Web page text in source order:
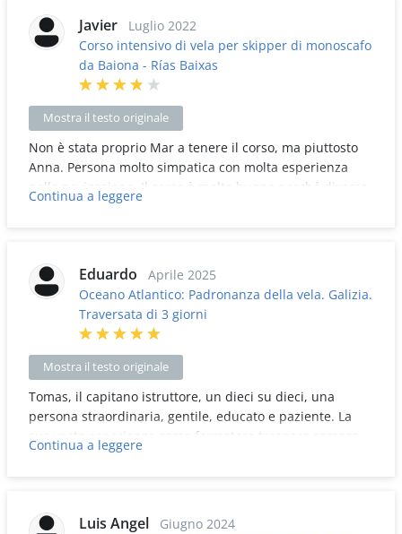
Javier
Luglio 2022
Corso intensivo di vela per skipper di monoscafo
da Baiona - Rías Baixas
Mostra il testo originale
Non è stata proprio Mar a tenere il corso, ma piuttosto
Anna. Persona molto simpatica con molta esperienza
nella navigazione. Il corso è molto buono perché diverso
dagli altri, incentrato sulle manovre in porto,
Continua a leggere
Eduardo
Aprile 2025
Oceano Atlantico: Padronanza della vela. Galizia.
Traversata di 3 giorni
Mostra il testo originale
Tomas, il capitano istruttore, un dieci su dieci, una
persona straordinaria, gentile, educato e paziente. La
sua vasta esperienza come formatore traspare sempre.
Spiega in dettaglio tutte le domande che potrebbero
Continua a leggere
Luis Angel
Giugno 2024